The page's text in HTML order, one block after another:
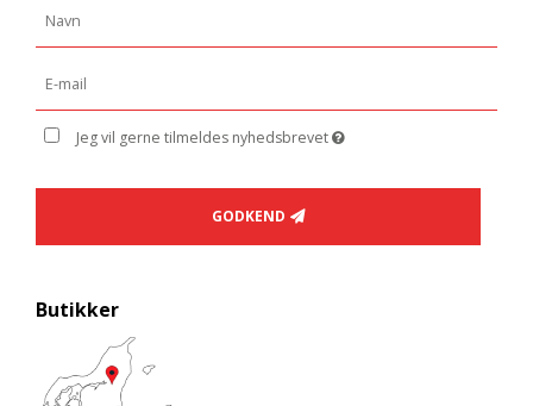
Jeg vil gerne tilmeldes nyhedsbrevet
GODKEND
Butikker